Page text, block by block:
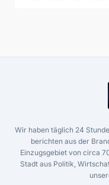
Wir haben täglich 24
berichten aus der
Einzugsgebiet von circa
Stadt aus Politik,